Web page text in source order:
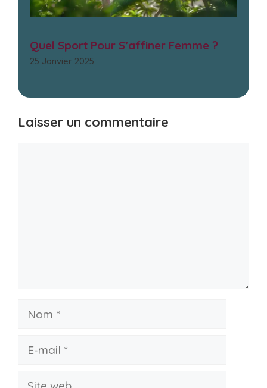
Quel Sport Pour S’affiner Femme ?
25 Janvier 2025
Laisser un commentaire
Nom
Site